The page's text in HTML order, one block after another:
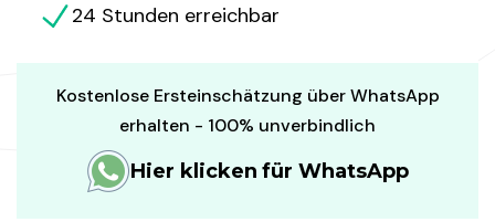
24 Stunden erreichbar
Kostenlose Ersteinschätzung über WhatsApp
erhalten - 100% unverbindlich
Hier klicken für WhatsApp